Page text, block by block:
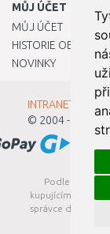
MŮJ ÚČET
MŮJ ÚČET
HISTORIE
NOVINKY
INTRANET -
© 2004 - 2026
Podle zákona
kupujícímu
správce daně